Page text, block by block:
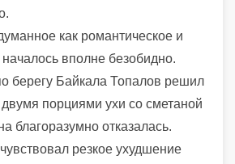
как романтическое и
вполне безобидно.
берегу Байкала Топалов решил
порциями ухи со сметаной
благоразумно отказалась.
резкое ухудшение